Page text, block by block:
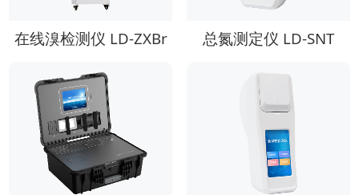
在线溴检测仪 LD-ZXBr 总氮测定仪 LD-SNT